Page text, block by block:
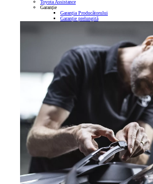
Toyota Assistance
Garanție
Garanția Producătorului
Garanție prelungită